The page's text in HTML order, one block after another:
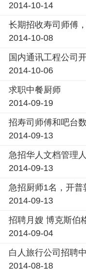
2014-10-14
长期招收寿司师傅
2014-10-08
国内通讯工程公司
2014-10-06
求职中餐厨师
2014-09-19
招寿司师傅和吧台
2014-09-13
急招华人文档管理
2014-09-13
急招厨师1名，开普
2014-09-13
招聘月嫂 博克斯伯
2014-09-04
白人旅行公司招聘
2014-08-18